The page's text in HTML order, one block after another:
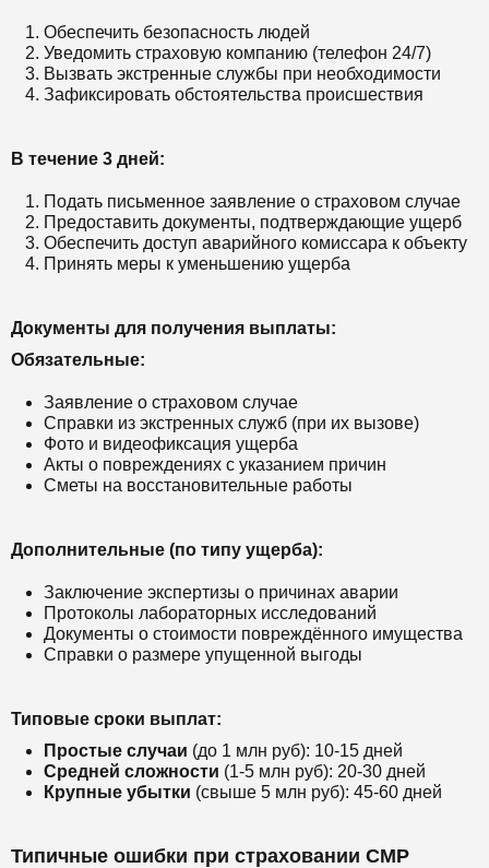
Обеспечить безопасность людей
Уведомить страховую компанию (телефон 24/7)
Вызвать экстренные службы при необходимости
Зафиксировать обстоятельства происшествия
В течение 3 дней:
Подать письменное заявление о страховом случае
Предоставить документы, подтверждающие ущерб
Обеспечить доступ аварийного комиссара к объекту
Принять меры к уменьшению ущерба
Документы для получения выплаты:
Обязательные:
Заявление о страховом случае
Справки из экстренных служб (при их вызове)
Фото и видеофиксация ущерба
Акты о повреждениях с указанием причин
Сметы на восстановительные работы
Дополнительные (по типу ущерба):
Заключение экспертизы о причинах аварии
Протоколы лабораторных исследований
Документы о стоимости повреждённого имущества
Справки о размере упущенной выгоды
Типовые сроки выплат:
Простые случаи (до 1 млн руб): 10-15 дней
Средней сложности (1-5 млн руб): 20-30 дней
Крупные убытки (свыше 5 млн руб): 45-60 дней
Типичные ошибки при страховании СМР